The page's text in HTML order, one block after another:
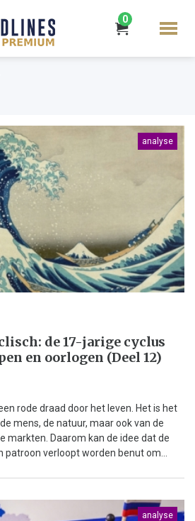
0
analyse
de 17-jarige cyclus
en oorlogen (Deel 12)
rode draad door het leven. Het is het
mens, de natuur, maar ook van de
markten. Daarom kan de idee dat de
patroon verloopt worden benut om...
analyse